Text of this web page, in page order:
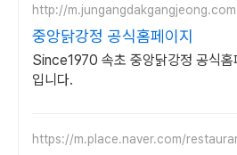
http://m.jungangdakgangjeong.com
중앙닭강정 공식홈페이지
Since1970 속초 중앙닭강정 공식홈
입니다.
https://m.place.naver.com/